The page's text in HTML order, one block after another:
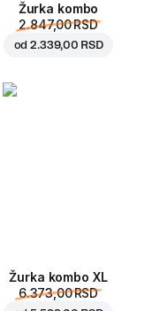
Žurka kombo
2.847,00 RSD
od2.339,00 RSD
Žurka kombo XL
6.373,00 RSD